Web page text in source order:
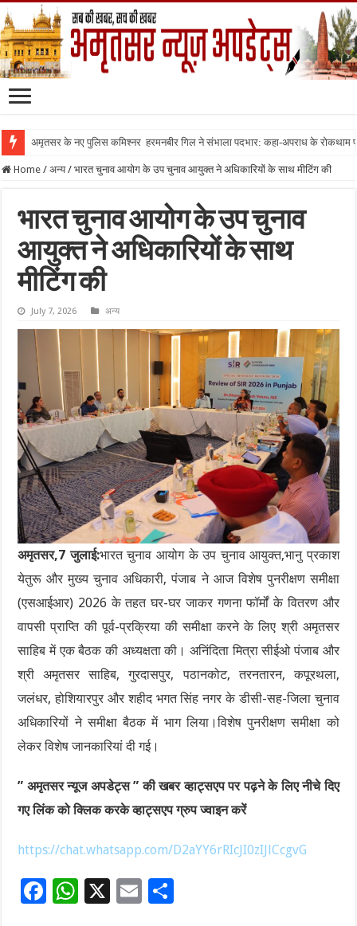
अमृतसर के नए पुलिस कमिश्नर हरमनबीर गिल ने संभाला पदभार: कहा-अपराध के रोकथाम
Home / अन्य / भारत चुनाव आयोग के उप चुनाव आयुक्त ने अधिकारियों के साथ मीटिंग की
भारत चुनाव आयोग के उप चुनाव
आयुक्त ने अधिकारियों के साथ
मीटिंग की
July 7, 2026 अन्य
अमृतसर,7 जुलाई:भारत चुनाव आयोग के उप चुनाव आयुक्त,भानु प्रकाश
येतुरू और मुख्य चुनाव अधिकारी, पंजाब ने आज विशेष पुनरीक्षण समीक्षा
(एसआईआर) 2026 के तहत घर-घर जाकर गणना फॉर्मों के वितरण और
वापसी प्राप्ति की पूर्व-प्रक्रिया की समीक्षा करने के लिए श्री अमृतसर
साहिब में एक बैठक की अध्यक्षता की। अनिंदिता मित्रा सीईओ पंजाब और
श्री अमृतसर साहिब, गुरदासपुर, पठानकोट, तरनतारन, कपूरथला,
जलंधर, होशियारपुर और शहीद भगत सिंह नगर के डीसी-सह-जिला चुनाव
अधिकारियों ने समीक्षा बैठक में भाग लिया।विशेष पुनरीक्षण समीक्षा को
लेकर विशेष जानकारियां दी गई।
” अमृतसर न्यूज अपडेट्स ” की खबर व्हाट्सएप पर पढ़ने के लिए नीचे दिए
गए लिंक को क्लिक करके व्हाट्सएप ग्रुप ज्वाइन करें
https://chat.whatsapp.com/D2aYY6rRIcJI0zIJlCcgvG
F
W X
E